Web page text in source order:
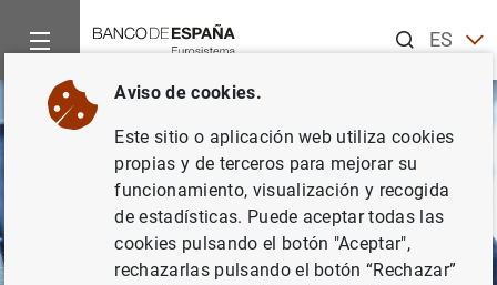
ESEN
Aviso de cookies.
Este sitio o aplicación web utiliza cookies
propias y de terceros para mejorar su
funcionamiento, visualización y recogida
de estadísticas. Puede aceptar todas las
cookies pulsando el botón "Aceptar",
rechazarlas pulsando el botón “Rechazar”